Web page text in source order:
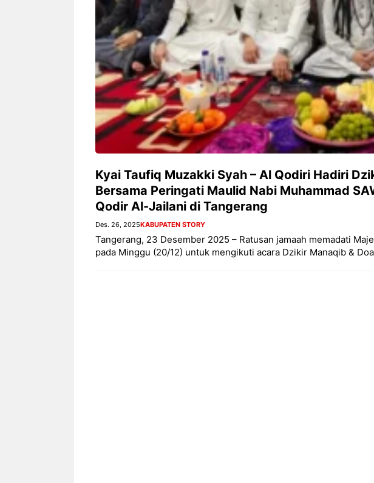
Kyai Taufiq Muzakki Syah – Al Qodiri Hadiri
Bersama Peringati Maulid Nabi Muhammad
Qodir Al-Jailani di Tangerang
Des. 26, 2025KABUPATEN STORY
Tangerang, 23 Desember 2025 – Ratusan jamaah memadati
pada Minggu (20/12) untuk mengikuti acara Dzikir Manaqib &
Nunung Srimulat & Vicky
Prasetyo Buka Restoran
Ayam Panggang! Cuma Rp
15 Ribu, Resep Rahasia
Mami Bikin Nagih!
Sambut 2026, Kakkoii
Bandung Hadirkan Pesta All
You Can Eat Mulai Rp
145.000